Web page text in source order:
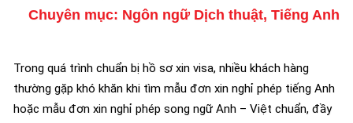
Chuyên mục: Ngôn ngữ Dịch thuật, Tiếng Anh
Trong quá trình chuẩn bị hồ sơ xin visa, nhiều khách hàng
thường gặp khó khăn khi tìm mẫu đơn xin nghỉ phép tiếng Anh
hoặc mẫu đơn xin nghỉ phép song ngữ Anh – Việt chuẩn, đầy